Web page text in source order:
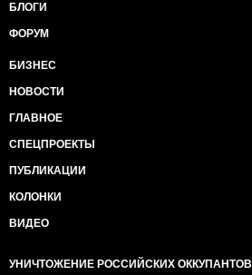
БЛОГИ
ФОРУМ
БИЗНЕС
НОВОСТИ
ГЛАВНОЕ
СПЕЦПРОЕКТЫ
ПУБЛИКАЦИИ
КОЛОНКИ
ВИДЕО
УНИЧТОЖЕНИЕ РОССИЙСКИХ ОККУПАНТОВ